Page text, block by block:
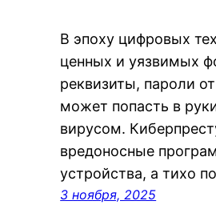
В эпоху цифровых
ценных и уязвимых
реквизиты, пароли
может попасть в
вирусом.
вредоносные
устройства, а тихо
3 ноября, 2025